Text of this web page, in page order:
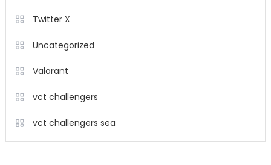
Twitter X
Uncategorized
Valorant
vct challengers
vct challengers sea